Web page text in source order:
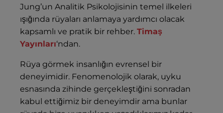
Jung’un Analitik Psikolojisinin temel ilkeleri
ışığında rüyaları anlamaya yardımcı olacak
kapsamlı ve pratik bir rehber. Timaş
Yayınları‘ndan.
Rüya görmek insanlığın evrensel bir
deneyimidir. Fenomenolojik olarak, uyku
esnasında zihinde gerçekleştiğini sonradan
kabul ettiğimiz bir deneyimdir ama bunlar